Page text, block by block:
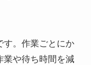
す。作業ごとにか
業や待ち時間を減